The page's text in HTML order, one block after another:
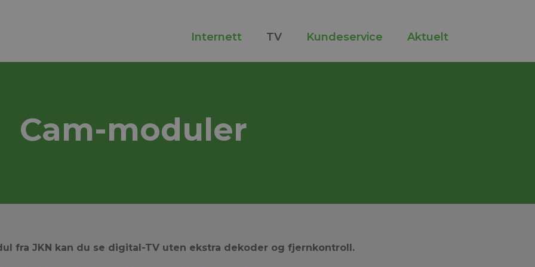
Internett TV Kundeservice Aktuelt
Cam-moduler
fra JKN kan du se digital-TV uten ekstra dekoder og fjernkontroll.